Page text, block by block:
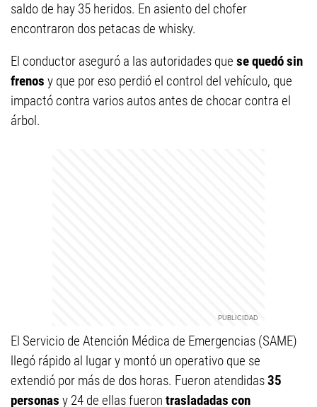
saldo de hay 35 heridos. En asiento del chofer
encontraron dos petacas de whisky.
El conductor aseguró a las autoridades que se quedó sin
frenos y que por eso perdió el control del vehículo, que
impactó contra varios autos antes de chocar contra el
árbol.
El Servicio de Atención Médica de Emergencias (SAME)
llegó rápido al lugar y montó un operativo que se
extendió por más de dos horas. Fueron atendidas35
personas y 24 de ellas fueron trasladadas con